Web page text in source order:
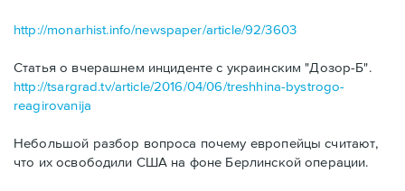
http://monarhist.info/newspaper/article/92/3603
Статья о вчерашнем инциденте с украинским "Дозор-Б".
http://tsargrad.tv/article/2016/04/06/treshhina-bystrogo-
reagirovanija
Небольшой разбор вопроса почему европейцы считают,
что их освободили США на фоне Берлинской операции.